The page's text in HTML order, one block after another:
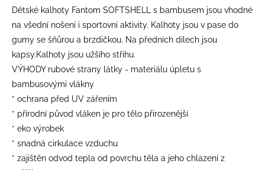
Dětské kalhoty Fantom SOFTSHELL s bambusem jsou vhodné
na všední nošení i sportovní aktivity. Kalhoty jsou v pase do
gumy se šňůrou a brzdičkou. Na předních dílech jsou
kapsy.Kalhoty jsou užšího střihu.
VÝHODY rubové strany látky - materiálu úpletu s
bambusovými vlákny
* ochrana před UV zářením
* přírodní původ vláken je pro tělo přirozenější
* eko výrobek
* snadná cirkulace vzduchu
* zajištěn odvod tepla od povrchu těla a jeho chlazení z